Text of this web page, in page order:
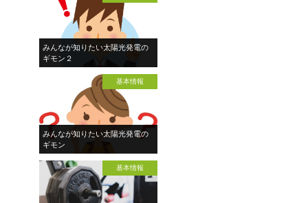
みんなが知りたい太陽光発電の
ギモン２
基本情報
みんなが知りたい太陽光発電の
ギモン
基本情報